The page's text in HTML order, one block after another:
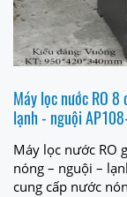
Máy lọc nước RO
lạnh - nguội
Máy lọc nước RO
nóng – nguội –
cung cấp nước